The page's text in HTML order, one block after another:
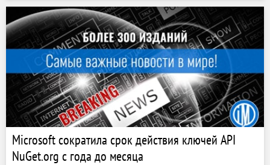
Microsoft сократила срок действия ключей API
NuGet.org с года до месяца